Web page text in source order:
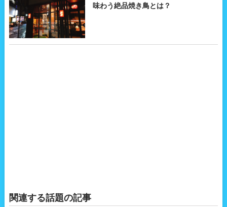
味わう絶品焼き鳥とは？
関連する話題の記事